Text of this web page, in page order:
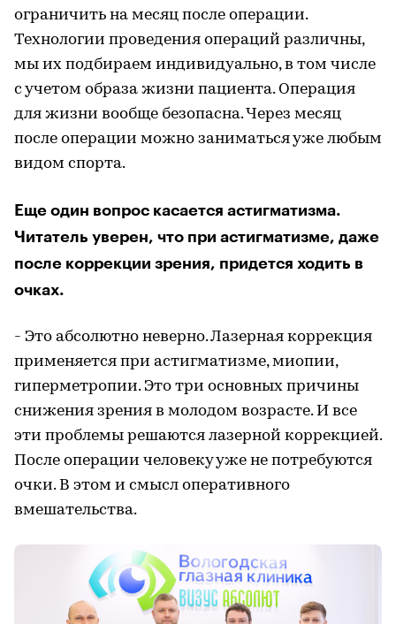
ограничить на месяц после операции.
Технологии проведения операций различны,
мы их подбираем индивидуально, в том числе
с учетом образа жизни пациента. Операция
для жизни вообще безопасна. Через месяц
после операции можно заниматься уже любым
видом спорта.
Еще один вопрос касается астигматизма.
Читатель уверен, что при астигматизме, даже
после коррекции зрения, придется ходить в
очках.
- Это абсолютно неверно. Лазерная коррекция
применяется при астигматизме, миопии,
гиперметропии. Это три основных причины
снижения зрения в молодом возрасте. И все
эти проблемы решаются лазерной коррекцией.
После операции человеку уже не потребуются
очки. В этом и смысл оперативного
вмешательства.